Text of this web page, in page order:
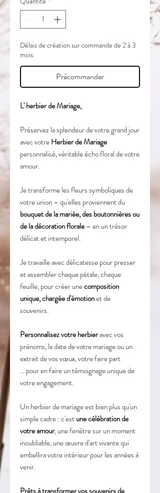
Délais de création sur commande de 2 à 3
mois
Précommander
L' herbier de Mariage,
Préservez la splendeur de votre grand jour
avec votreHerbier de Mariage
personnalisé, véritable écho floral de votre
amour.
Je transforme les fleurs symboliques de
votre union – qu'elles proviennent du
bouquet de la mariée, des boutonnières ou
de la décoration florale– en un trésor
délicat et intemporel.
Je travaille avec délicatesse pour presser
et assembler chaque pétale, chaque
feuille, pour créer unecomposition
unique, chargée d'émotionet de
souvenirs.
Personnalisez votre herbieravec vos
prénoms, la date de votre mariage ou un
extrait de vos vœux, votre faire part
... pour en faire un témoignage unique de
votre engagement.
Un herbier de mariage est bien plus qu'un
simple cadre : c'estune célébration de
votre amour, une fenêtre sur un moment
inoubliable, une œuvre d'art vivante qui
embellira votre intérieur pour les années à
venir.